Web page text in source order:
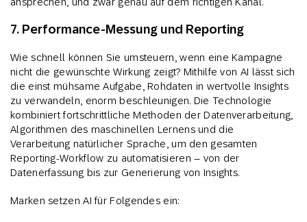
7. Performance-Messung und Reporting
Wie schnell können Sie umsteuern, wenn eine Kampagne
nicht die gewünschte Wirkung zeigt? Mithilfe von AI lässt sich
die einst mühsame Aufgabe, Rohdaten in wertvolle Insights
zu verwandeln, enorm beschleunigen. Die Technologie
kombiniert fortschrittliche Methoden der Datenverarbeitung,
Algorithmen des maschinellen Lernens und die
Verarbeitung natürlicher Sprache, um den gesamten
Reporting-Workflow zu automatisieren – von der
Datenerfassung bis zur Generierung von Insights.
Marken setzen AI für Folgendes ein: